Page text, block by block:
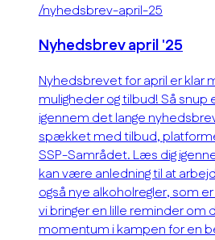
/nyhedsbrev-april-25
Nyhedsbrev april '25
Nyhedsbrevet for april er klar
muligheder og tilbud! Så snup
igennem det lange
spækket med tilbud,
SSP-Samrådet. Læs dig
kan være anledning til at
også nye alkoholregler, som
vi bringer en lille reminder om
momentum i kampen for en